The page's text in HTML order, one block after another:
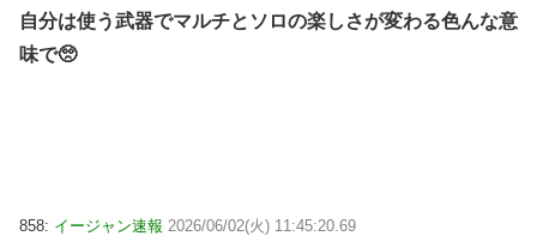
自分は使う武器でマルチとソロの楽しさが変わる色んな意
味で🥺
858: イージャン速報 2026/06/02(火) 11:45:20.69